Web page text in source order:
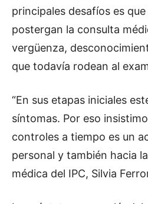
principales desafíos es
postergan la consulta
vergüenza,
que todavía rodean al
“En sus etapas iniciales
síntomas. Por eso
controles a tiempo es un
personal y también hacia
médica del IPC, Silvia